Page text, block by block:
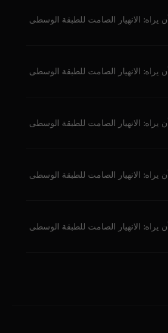
يراه: الانهيار الصامت للطبقة الوسطى
يراه: الانهيار الصامت للطبقة الوسطى
يراه: الانهيار الصامت للطبقة الوسطى
يراه: الانهيار الصامت للطبقة الوسطى
يراه: الانهيار الصامت للطبقة الوسطى